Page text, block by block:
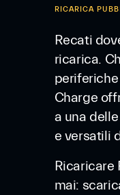
RICARICA
Recati
ricarica.
Charge
a una
e versatili
Ricaricare
mai: